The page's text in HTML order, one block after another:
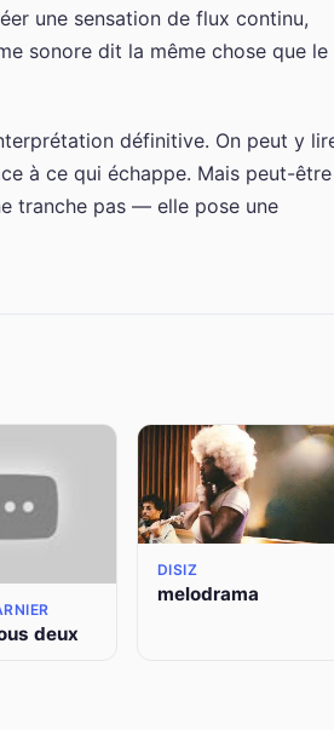
une sensation de flux continu,
sonore dit la même chose que le
définitive. On peut y
à ce qui échappe. Mais peut-être
tranche pas — elle pose une
deux
DISIZ
melodrama